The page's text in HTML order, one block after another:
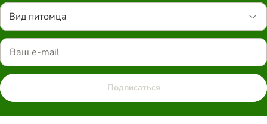
Вид питомца
Подписаться